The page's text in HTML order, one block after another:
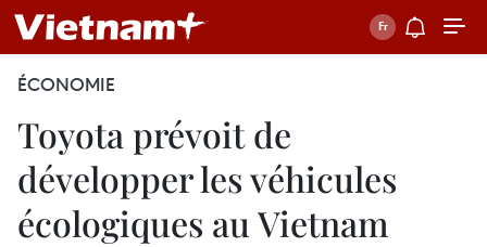
ÉCONOMIE
Toyota prévoit de
développer les véhicules
écologiques au Vietnam